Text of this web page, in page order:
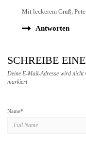
Mit leckerem Gruß,
Antworten
SCHREIBE
Deine E-Mail-Adresse wird nicht
markiert
Name*